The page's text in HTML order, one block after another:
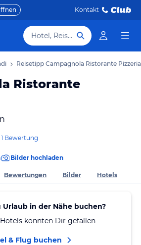
Kontakt
Hotel, Reiseziel
Reisetipp Campagnola Ristorante Pizzeria
Ristorante
1 Bewertung
Bilder hochladen
Bewertungen Bilder Hotels
Urlaub in der Nähe buchen?
könnten Dir gefallen
& Flug buchen